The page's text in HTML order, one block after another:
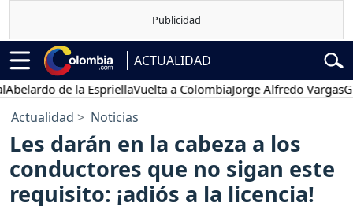
ACTUALIDAD
de la EspriellaVuelta a ColombiaJorge Alfredo Vargas
Actualidad Noticias
Les darán en la cabeza a los
conductores que no sigan este
requisito: ¡adiós a la licencia!